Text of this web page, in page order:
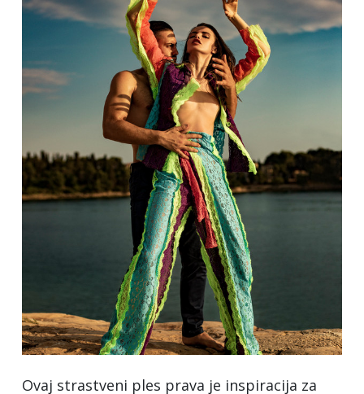
Ovaj strastveni ples prava je inspiracija za